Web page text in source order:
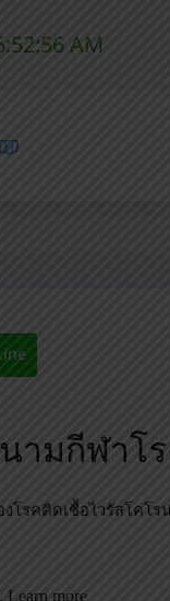
AM
าโรงเรียน